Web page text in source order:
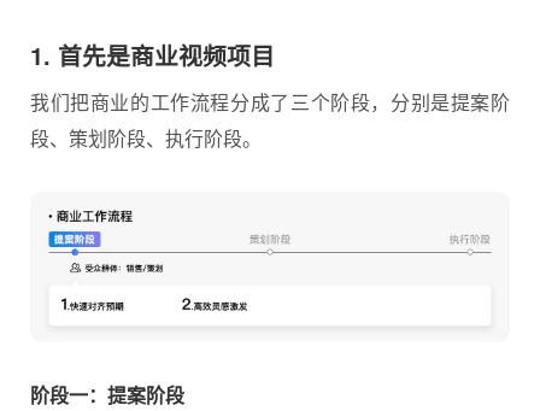
1. 首先是商业视频项目
我们把商业的工作流程分成了三个阶段，分别是提案阶
段、策划阶段、执行阶段。
阶段一：提案阶段